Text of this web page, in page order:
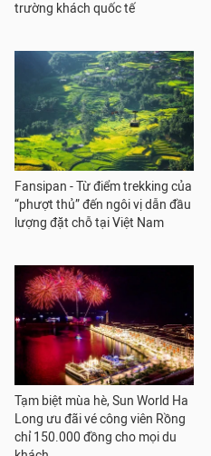
trường khách quốc tế
Fansipan - Từ điểm trekking của
“phượt thủ” đến ngôi vị dẫn đầu
lượng đặt chỗ tại Việt Nam
Tạm biệt mùa hè, Sun World Ha
Long ưu đãi vé công viên Rồng
chỉ 150.000 đồng cho mọi du